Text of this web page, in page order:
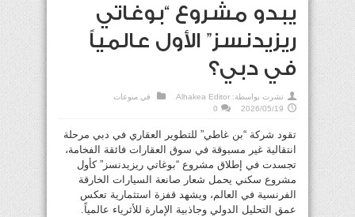
يبدو مشروع “بوغاتي
ريزيدنسز” الأول عالمياً
في دبي؟
نشرت بواسطة: Alhakea Editor في منوعات
2026/05/19
0
تقود شركة “بن غاطي” للتطوير العقاري في دبي مرحلة
انتقالية غير مسبوقة في سوق العقارات فائقة الفخامة،
تجسدت في إطلاق مشروع “بوغاتي ريزيدنسز” كأول
مشروع سكني يحمل شعار صانعة السيارات الخارقة
الفرنسية في العالم، ويشهد قفزة استثمارية تعكس
عمق التحليل الدولي وجاذبية الإمارة للأثرياء عالمياً.